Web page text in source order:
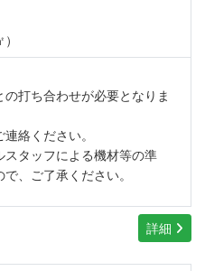
打ち合わせが必要となりま
絡ください。
タッフによる機材等の準
、ご了承ください。
詳細